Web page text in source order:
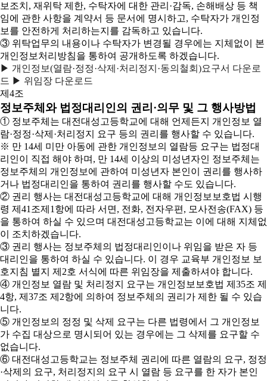
보조치, 재위탁 제한, 수탁자에 대한 관리·감독, 손해배상 등 책
임에 관한 사항을 계약서 등 문서에 명시하고, 수탁자가 개인정
보를 안전하게 처리하는지를 감독하고 있습니다.
③ 위탁업무의 내용이나 수탁자가 변경될 경우에는 지체없이 본
개인정보처리방침을 통하여 공개하도록 하겠습니다.
▶ 개인정보(열람·정정·삭제·처리정지·동의철회)요구서 다운로
드 ▶ 위임장 다운로드
제4조
정보주체와 법정대리인의 권리·의무 및 그 행사방법
① 정보주체는 대전대성고등학교에 대해 언제든지 개인정보 열
람·정정·삭제·처리정지 요구 등의 권리를 행사할 수 있습니다.
※ 만 14세 미만 아동에 관한 개인정보의 열람등 요구는 법정대
리인이 직접 해야 하며, 만 14세 이상의 미성년자인 정보주체는
정보주체의 개인정보에 관하여 미성년자 본인이 권리를 행사하
거나 법정대리인을 통하여 권리를 행사할 수도 있습니다.
② 권리 행사는 대전대성고등학교에 대해 개인정보보호법 시행
령 제41조제1항에 따라 서면, 전화, 전자우편, 모사전송(FAX) 등
을 통하여 하실 수 있으며 대전대성고등학교는 이에 대해 지체없
이 조치하겠습니다.
③ 권리 행사는 정보주체의 법정대리인이나 위임을 받은 자 등
대리인을 통하여 하실 수 있습니다. 이 경우 교육부 개인정보 보
호지침 별지 제2호 서식에 따른 위임장을 제출하셔야 합니다.
④ 개인정보 열람 및 처리정지 요구는 개인정보보호법 제35조 제
4항, 제37조 제2항에 의하여 정보주체의 권리가 제한 될 수 있습
니다.
⑤ 개인정보의 정정 및 삭제 요구는 다른 법령에서 그 개인정보
가 수집 대상으로 명시되어 있는 경우에는 그 삭제를 요구할 수
없습니다.
⑥ 대전대성고등학교는 정보주체 권리에 따른 열람의 요구, 정정
·삭제의 요구, 처리정지의 요구 시 열람 등 요구를 한 자가 본인